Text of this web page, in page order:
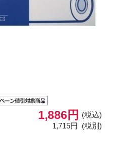
1,886円
(税込)
1,715円 (税別)